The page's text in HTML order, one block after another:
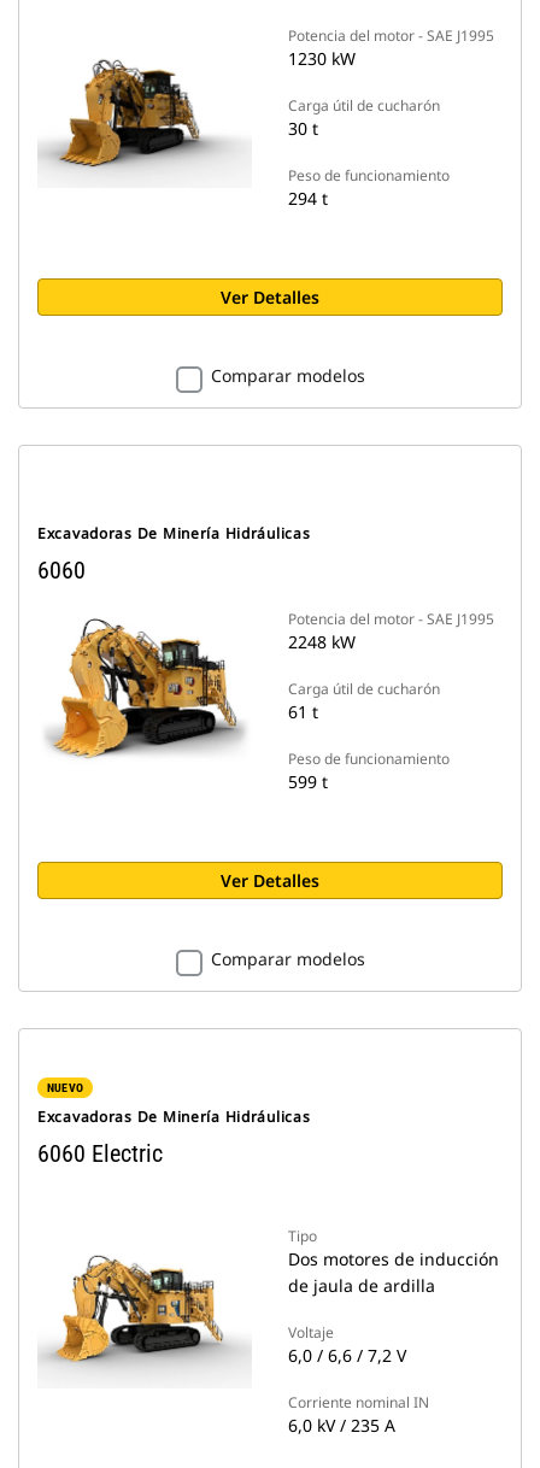
Potencia del motor - SAE J1995
1230 kW
Carga útil de cucharón
30 t
Peso de funcionamiento
294 t
Ver Detalles
Comparar modelos
Excavadoras De Minería Hidráulicas
6060
Potencia del motor - SAE J1995
2248 kW
Carga útil de cucharón
61 t
Peso de funcionamiento
599 t
Ver Detalles
Comparar modelos
NUEVO
Excavadoras De Minería Hidráulicas
6060 Electric
Tipo
Dos motores de inducción
de jaula de ardilla
Voltaje
6,0 / 6,6 / 7,2 V
Corriente nominal IN
6,0 kV / 235 A